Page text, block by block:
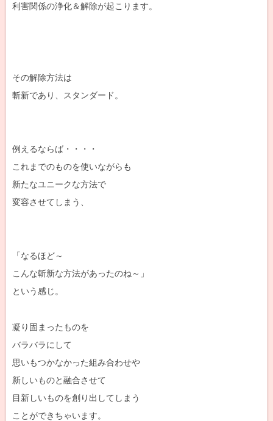
利害関係の浄化＆解除が起こります。
その解除方法は
斬新であり、スタンダード。
例えるならば・・・・
これまでのものを使いながらも
新たなユニークな方法で
変容させてしまう、
「なるほど～
こんな斬新な方法があったのね～」
という感じ。
凝り固まったものを
バラバラにして
思いもつかなかった組み合わせや
新しいものと融合させて
目新しいものを創り出してしまう
ことができちゃいます。